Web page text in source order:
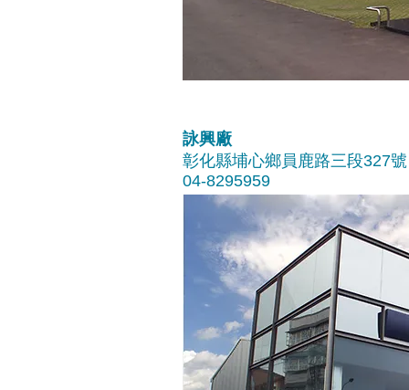
詠興廠
彰化縣埔心鄉員鹿路三段327號
04-8295959